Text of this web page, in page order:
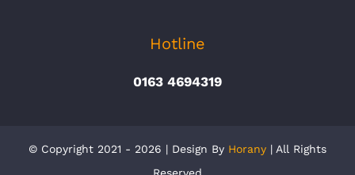
Hotline
0163 4694319
© Copyright 2021 - 2026 | Design By Horany | All Rights
Reserved